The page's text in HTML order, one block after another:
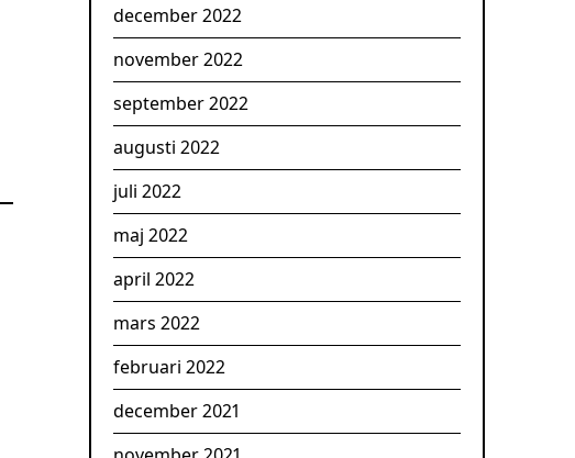
december 2022
november 2022
september 2022
augusti 2022
juli 2022
maj 2022
april 2022
mars 2022
februari 2022
december 2021